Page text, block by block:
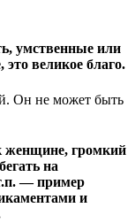
умственные или
это великое благо.
Он не может быть
женщине, громкий
на
— пример
и